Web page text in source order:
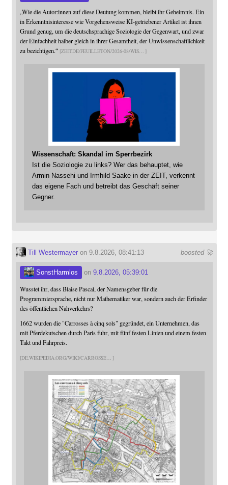
„Wie die Autor:innen auf diese Deutung kommen, bleibt ihr Geheimnis. Ein
in Erkenntnisinteresse wie Vorgehensweise KI-getriebener Artikel ist ihnen
Grund genug, um die deutschsprachige Soziologie der Gegenwart, und zwar
der Einfachheit halber gleich in ihrer Gesamtheit, der Unwissenschaftlichkeit
zu bezichtigen.“ ZEIT.DE/FEUILLETON/2026-08/WIS
Wissenschaft: Skandal im Sperrbezirk
Ist die Soziologie zu links? Wer das behauptet, wie
Armin Nassehi und Irmhild Saake in der ZEIT, verkennt
das eigene Fach und betreibt das Geschäft seiner
Gegner.
boosted 🚀
Till Westermayeron 9.8.2026, 08:41:13
SonstHarmlos on 9.8.2026, 05:39:01
Wusstet ihr, dass Blaise Pascal, der Namensgeber für die
Programmiersprache, nicht nur Mathematiker war, sondern auch der Erfinder
des öffentlichen Nahverkehrs?
1662 wurden die "Carrosses à cinq sols" gegründet, ein Unternehmen, das
mit Pferdekutschen durch Paris fuhr, mit fünf festen Linien und einem festen
Takt und Fahrpreis.
DE.WIKIPEDIA.ORG/WIKI/CARROSSE